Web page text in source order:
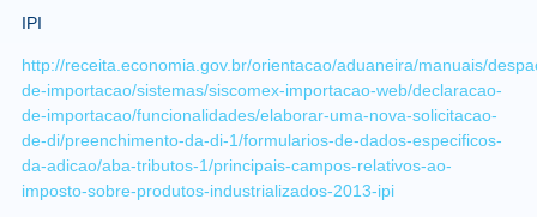
IPI
http://receita.economia.gov.br/orientacao/aduaneira/manuais/
de-importacao/sistemas/siscomex-importacao-web/declaracao-
de-importacao/funcionalidades/elaborar-uma-nova-solicitacao-
de-di/preenchimento-da-di-1/formularios-de-dados-especificos-
da-adicao/aba-tributos-1/principais-campos-relativos-ao-
imposto-sobre-produtos-industrializados-2013-ipi